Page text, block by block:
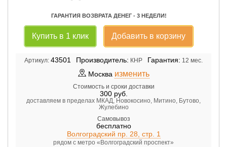
ГАРАНТИЯ ВОЗВРАТА ДЕНЕГ - 3 НЕДЕЛИ!
Купить в 1 клик Добавить в корзину
Артикул: 43501 Производитель: КНР Гарантия: 12 мес.
Москва изменить
Стоимость и сроки доставки
300руб.
доставляем в пределах МКАД, Новокосино, Митино, Бутово,
Жулебино
Самовывоз
бесплатно
Волгоградский пр. 28, стр. 1
рядом с метро «Волгоградский проспект»